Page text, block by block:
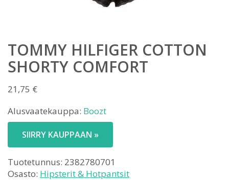
TOMMY HILFIGER COTTON
SHORTY COMFORT
21,75 €
Alusvaatekauppa: Boozt
SIIRRY KAUPPAAN »
Tuotetunnus: 2382780701
Osasto: Hipsterit & Hotpantsit